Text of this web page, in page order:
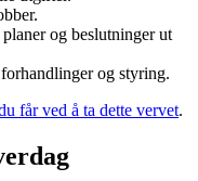
og beslutninger ut
og styring.
får ved å ta dette vervet.